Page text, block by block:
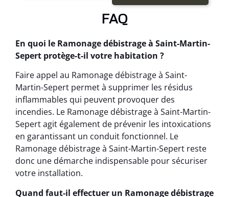
FAQ
En quoi le Ramonage débistrage à Saint-Martin-
Sepert protège-t-il votre habitation ?
Faire appel au Ramonage débistrage à Saint-
Martin-Sepert permet à supprimer les résidus
inflammables qui peuvent provoquer des
incendies. Le Ramonage débistrage à Saint-Martin-
Sepert agit également de prévenir les intoxications
en garantissant un conduit fonctionnel. Le
Ramonage débistrage à Saint-Martin-Sepert reste
donc une démarche indispensable pour sécuriser
votre installation.
Quand faut-il effectuer un Ramonage débistrage